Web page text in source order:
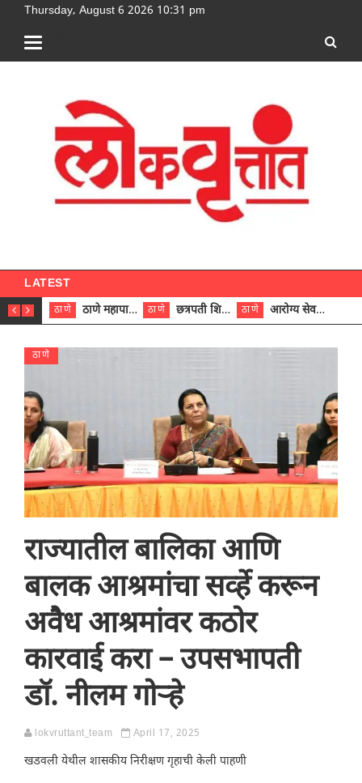
Thursday, August 6 2026 10:31 pm
LATEST
ठाणे ठाणे महापालिकेच्या नऊ प्रभाग समित्यांवर अध्यक्ष विराजमान ठाणे छत्रपती शिवाजी महाराज रुग्णालयात दुर्मिळ ट्युमरची यशस्वी शस्त्रक्रिया ठाणे आरोग्य सेवक (पुरुष) पदावरून ११ कर्मचाऱ्यांना आरोग्य सहाय्यक (पुरुष) पदावर पदोन्नती; मुख्य कार्यकारी अधिकारी रणजित यादव यांच्या हस्ते आदेश वितरण
ठाणे
राज्यातील बालिका आणि
बालक आश्रमांचा सर्व्हे करून
अवैध आश्रमांवर कठोर
कारवाई करा – उपसभापती
डॉ. नीलम गोऱ्हे
lokvruttant_team April 17, 2025
खडवली येथील शासकीय निरीक्षण गृहाची केली पाहणी